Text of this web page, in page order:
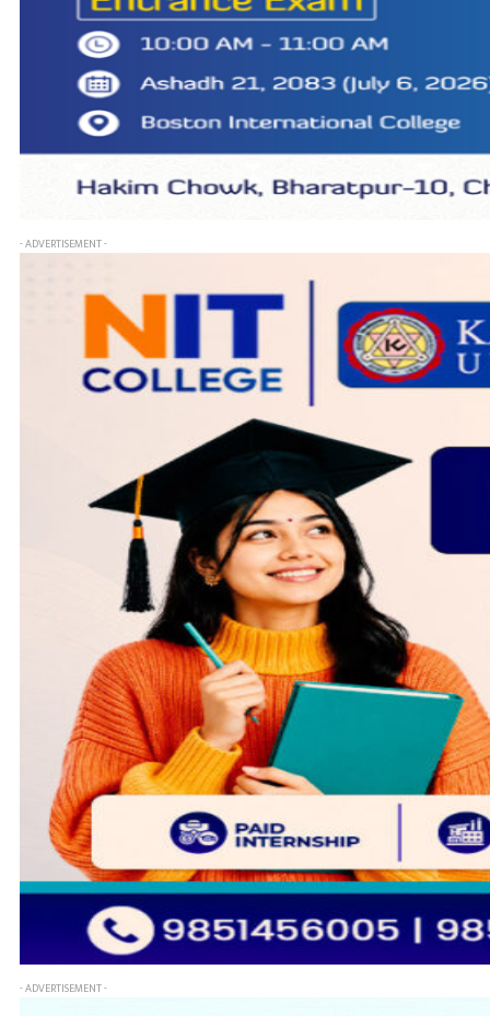
- ADVERTISEMENT -
- ADVERTISEMENT -